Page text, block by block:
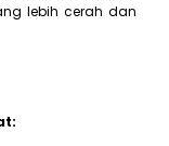
lebih cerah dan